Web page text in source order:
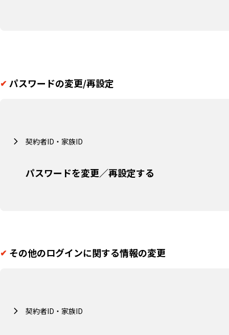
パスワードの変更/再設定
契約者ID・家族ID
パスワードを変更／再設定する
その他のログインに関する情報の変更
契約者ID・家族ID